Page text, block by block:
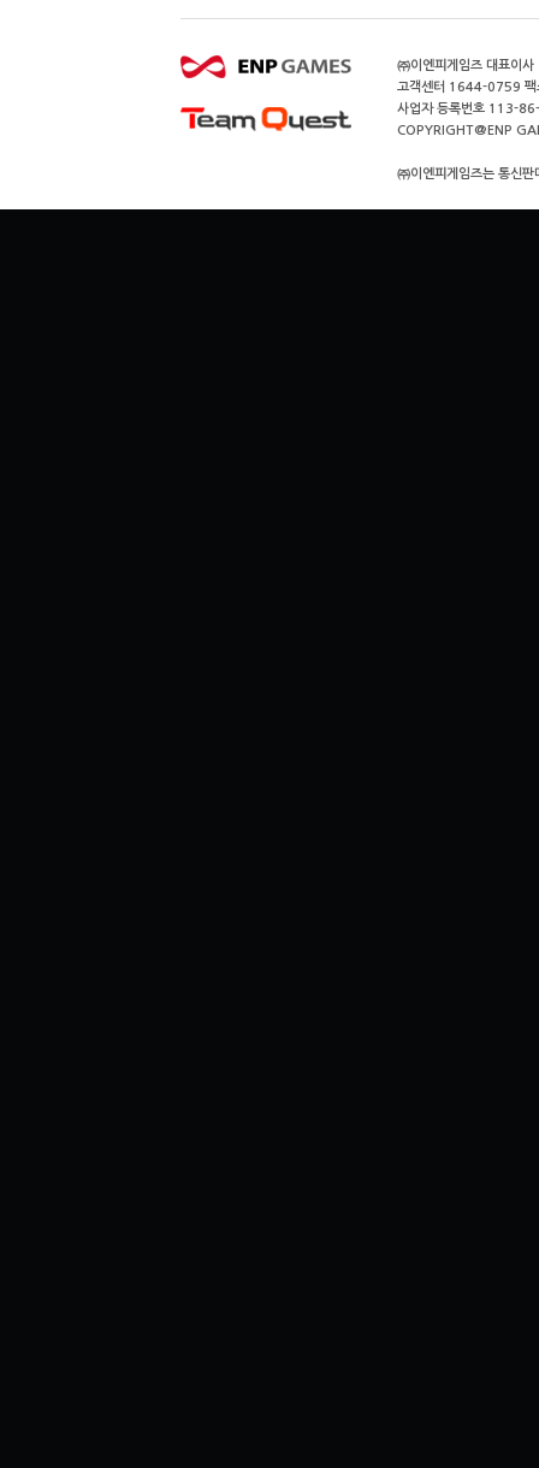
㈜이엔피게임즈 대표이
고객센터 1644-0759
사업자 등록번호 113-
COPYRIGHT@ENP
㈜이엔피게임즈는 통신판